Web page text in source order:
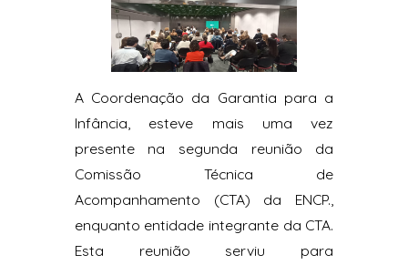
A Coordenação da Garantia para a
Infância, esteve mais uma vez
presente na segunda reunião da
Comissão Técnica de
Acompanhamento (CTA) da ENCP.,
enquanto entidade integrante da CTA.
Esta reunião serviu para